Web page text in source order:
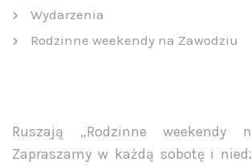
Wydarzenia
Rodzinne weekendy na Zawodziu
Ruszają „Rodzinne weekendy
Zapraszamy w każdą sobotę i